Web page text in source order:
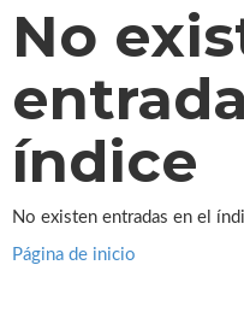
No
índice
No existen entradas en el
Página de inicio